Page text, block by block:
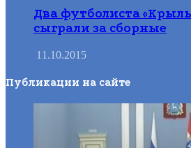
Два футболиста
сыграли за сборные
11.10.2015
Публикации на сайте